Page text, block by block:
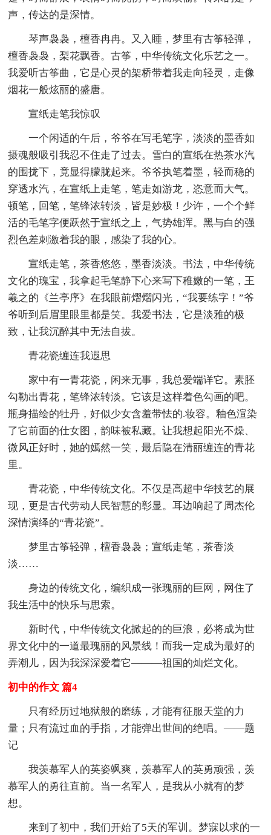
声，传达的是深情。
琴声袅袅，檀香冉冉。又入睡，梦里有古筝轻弹，
檀香袅袅，梨花飘香。古筝，中华传统文化乐艺之一。
我爱听古筝曲，它是心灵的架桥带着我走向轻灵，走像
烟花一般炫丽的盛唐。
宣纸走笔我惊叹
一个闲适的午后，爷爷在写毛笔字，淡淡的墨香如
摄魂般吸引我忍不住走了过去。雪白的宣纸在热茶水汽
的围拢下，竟显得朦胧起来。爷爷执笔着墨，轻而稳的
穿透水汽，在宣纸上走笔，笔走如游龙，恣意而大气。
顿笔，回笔，笔锋浓转淡，皆是妙极！少许，一个个鲜
活的毛笔字便跃然于宣纸之上，气势雄浑。黑与白的强
烈色差刺激着我的眼，感染了我的心。
宣纸走笔，茶香悠悠，墨香淡淡。书法，中华传统
文化的瑰宝，我拿起毛笔静下心来写下稚嫩的一笔，王
羲之的《兰亭序》在我眼前熠熠闪光，“我要练字！”爷
爷听到后眉里眼里都是笑。我爱书法，它是淡雅的极
致，让我沉醉其中无法自拔。
青花瓷缠连我遐思
家中有一青花瓷，闲来无事，我总爱端详它。素胚
勾勒出青花，笔锋浓转淡。它该是这样着色勾画的吧。
瓶身描绘的牡丹，好似少女含羞带怯的.妆容。釉色渲染
了它前面的仕女图，韵味被私藏。让我想起阳光不燥、
微风正好时，她的嫣然一笑，最后隐在清丽缠连的青花
里。
青花瓷，中华传统文化。不仅是高超中华技艺的展
现，更是古代劳动人民智慧的彰显。耳边响起了周杰伦
深情演绎的“青花瓷”。
梦里古筝轻弹，檀香袅袅；宣纸走笔，茶香淡
淡……
身边的传统文化，编织成一张瑰丽的巨网，网住了
我生活中的快乐与思索。
新时代，中华传统文化掀起的的巨浪，必将成为世
界文化中的一道最瑰丽的风景线！而我一定成为最好的
弄潮儿，因为我深深爱着它———祖国的灿烂文化。
初中的作文 篇4
只有经历过地狱般的磨练，才能有征服天堂的力
量；只有流过血的手指，才能弹出世间的绝唱。——题
记
我羡慕军人的英姿飒爽，羡慕军人的英勇顽强，羡
慕军人的勇往直前。当一名军人，是我从小就有的梦
想。
来到了初中，我们开始了5天的军训。梦寐以求的一